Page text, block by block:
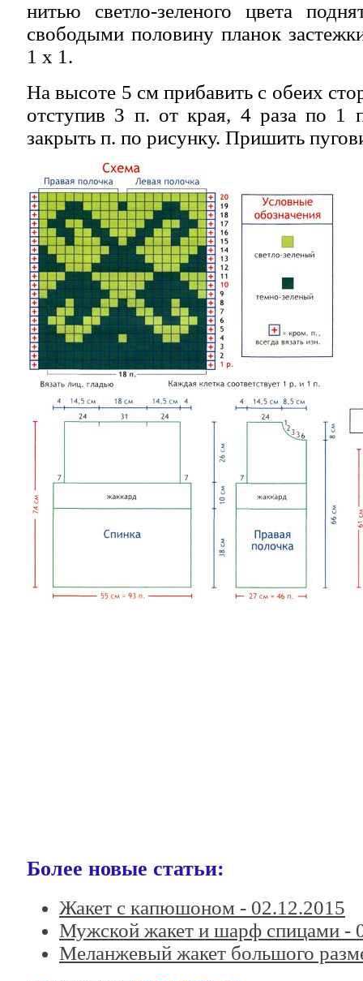
нитью светло-зеленого цвета
свободыми половину планок
1 х 1.
На высоте 5 см прибавить с обеих
отступив 3 п. от края, 4 раза по 1
закрыть п. по рисунку. Пришить
Более новые статьи:
Жакет с капюшоном - 02.12.2015
Мужской жакет и шарф спицами -
Меланжевый жакет большого